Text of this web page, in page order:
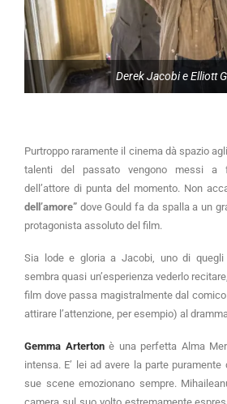
Derek Jacobi e Elliott
Purtroppo raramente il cinema dà spazio
talenti del passato vengono messi a
dell’attore di punta del momento. Non
dell’amore” dove Gould fa da spalla a un
protagonista assoluto del film.
Sia lode e gloria a Jacobi, uno di
sembra quasi un’esperienza vederlo
film dove passa magistralmente dal
attirare l’attenzione, per esempio) al
Gemma Artertonè una perfetta Alma
intensa. E’ lei ad avere la parte
sue scene emozionano sempre.